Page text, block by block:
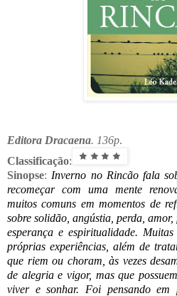
Editora Dracaena. 136p.
Classificação:
Sinopse: Inverno no Rincão fala
recomeçar com uma mente
muitos comuns em momentos de
sobre solidão, angústia, perda,
esperança e espiritualidade.
próprias experiências, além de
que riem ou choram, às vezes
de alegria e vigor, mas que
viver e sonhar. Foi pensando em